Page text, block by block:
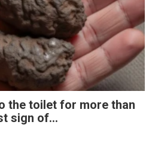
the toilet for more than
sign of...